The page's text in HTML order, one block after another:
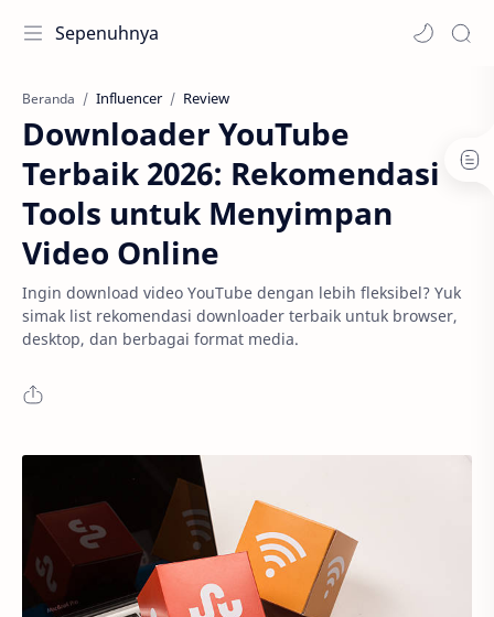
Sepenuhnya
Beranda Influencer Review
Downloader YouTube
Terbaik 2026: Rekomendasi
Tools untuk Menyimpan
Video Online
Ingin download video YouTube dengan lebih fleksibel? Yuk
simak list rekomendasi downloader terbaik untuk browser,
desktop, dan berbagai format media.